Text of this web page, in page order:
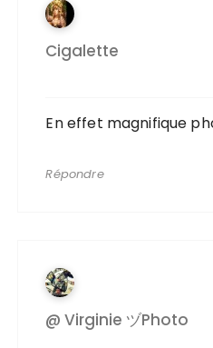
Cigalette
En effet magnifique
Répondre
@ Virginie ヅPhoto